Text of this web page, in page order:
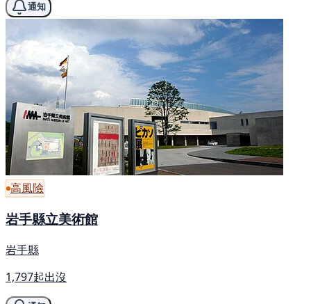
通知
高風險
岩手縣立美術館
岩手縣
1,797起出沒